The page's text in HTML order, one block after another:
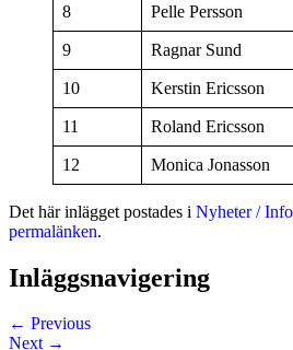
8 Pelle Persson
9 Ragnar Sund
10 Kerstin Ericsson
11 Roland Ericsson
12 Monica Jonasson
Det här inlägget postades i Nyheter /
permalänken.
Inläggsnavigering
← Previous
Next →